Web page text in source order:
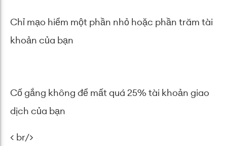
Chỉ mạo hiểm một phần nhỏ hoặc phần trăm tài
khoản của bạn
Cố gắng không để mất quá 25% tài khoản giao
dịch của bạn
< br/>